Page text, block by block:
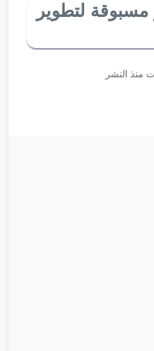
لتطوير